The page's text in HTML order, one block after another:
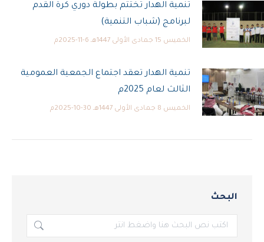
تنمية الهدار تختتم بطولة دوري كرة القدم
لبرنامج (شباب التنمية)
الخميس 15 جمادى الأولى 1447هـ 6-11-2025م
تنمية الهدار تعقد اجتماع الجمعية العمومية
الثالث لعام 2025م
الخميس 8 جمادى الأولى 1447هـ 30-10-2025م
البحث
بحث: